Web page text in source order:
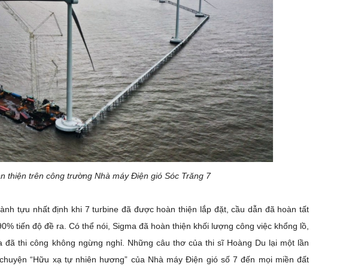
thiện trên công trường Nhà máy Điện gió Sóc Trăng 7
tựu nhất định khi 7 turbine đã được hoàn thiện lắp đặt, cầu dẫn đã hoàn tất
tiến độ đề ra. Có thể nói, Sigma đã hoàn thiện khối lượng công việc khổng lồ,
thi công không ngừng nghỉ. Những câu thơ của thi sĩ Hoàng Du lại một lần
“Hữu xạ tự nhiên hương” của Nhà máy Điện gió số 7 đến mọi miền đất